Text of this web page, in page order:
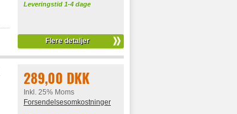
Leveringstid 1-4 dage
Flere detaljer
289,00 DKK
Inkl. 25% Moms
Forsendelsesomkostninger